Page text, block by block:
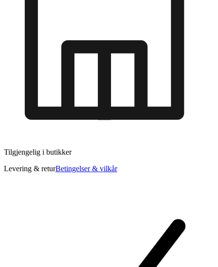
Tilgjengelig i butikker
Levering & returBetingelser & vilkår